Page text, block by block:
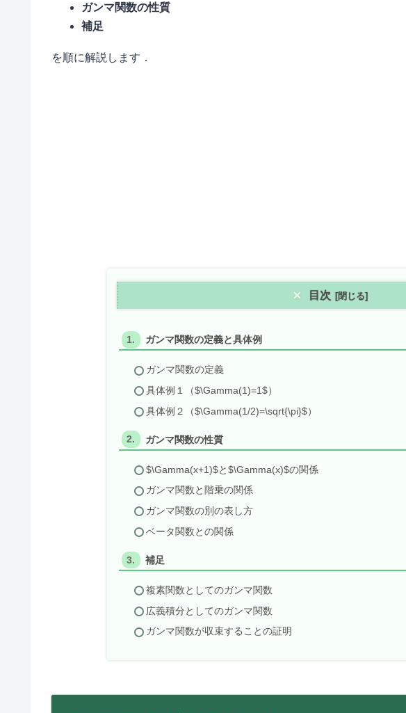
ガンマ関数の性質
補足
を順に解説します．
目次
ガンマ関数の定義と具体例
ガンマ関数の定義
具体例１（$\Gamma(1)=1$）
具体例２（$\Gamma(1/2)=\sqrt{\pi}$）
ガンマ関数の性質
$\Gamma(x+1)$と$\Gamma(x)$の関係
ガンマ関数と階乗の関係
ガンマ関数の別の表し方
ベータ関数との関係
補足
複素関数としてのガンマ関数
広義積分としてのガンマ関数
ガンマ関数が収束することの証明